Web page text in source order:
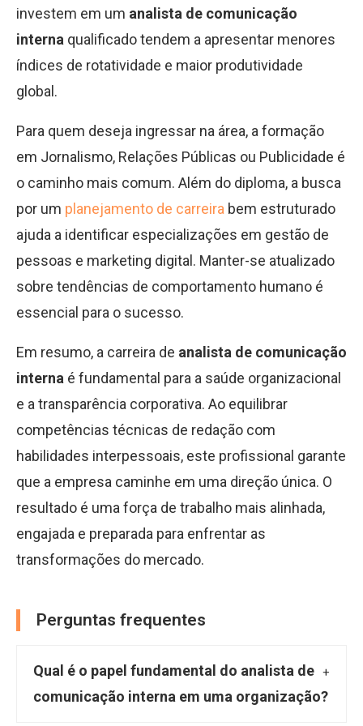
investem em um analista de comunicação
interna qualificado tendem a apresentar menores
índices de rotatividade e maior produtividade
global.
Para quem deseja ingressar na área, a formação
em Jornalismo, Relações Públicas ou Publicidade é
o caminho mais comum. Além do diploma, a busca
por um planejamento de carreira bem estruturado
ajuda a identificar especializações em gestão de
pessoas e marketing digital. Manter-se atualizado
sobre tendências de comportamento humano é
essencial para o sucesso.
Em resumo, a carreira de analista de comunicação
interna é fundamental para a saúde organizacional
e a transparência corporativa. Ao equilibrar
competências técnicas de redação com
habilidades interpessoais, este profissional garante
que a empresa caminhe em uma direção única. O
resultado é uma força de trabalho mais alinhada,
engajada e preparada para enfrentar as
transformações do mercado.
Perguntas frequentes
Qual é o papel fundamental do analista de
comunicação interna em uma organização?